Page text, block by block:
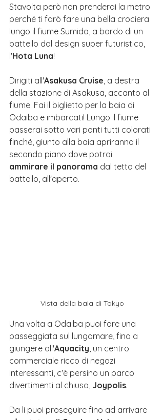
Stavolta però non prenderai la metro
perché ti farò fare una bella crociera
lungo il fiume Sumida , a bordo di un
battello dal design super futuristico,
l'Hota Luna!
Dirigiti all'Asakusa Cruise , a destra
della stazione di Asakusa, accanto al
fiume. Fai il biglietto per la baia di
Odaiba e imbarcati! Lungo il fiume
passerai sotto vari ponti tutti colorati
finché, giunto alla baia apriranno il
secondo piano dove potrai
ammirare il panorama dal tetto del
battello, all'aperto.
Vista della baia di Tokyo
Una volta a Odaiba puoi fare una
passeggiata sul lungomare, fino a
giungere all'Aquacity , un centro
commerciale ricco di negozi
interessanti, c'è persino un parco
divertimenti al chiuso, Joypolis.
Da lì puoi proseguire fino ad arrivare